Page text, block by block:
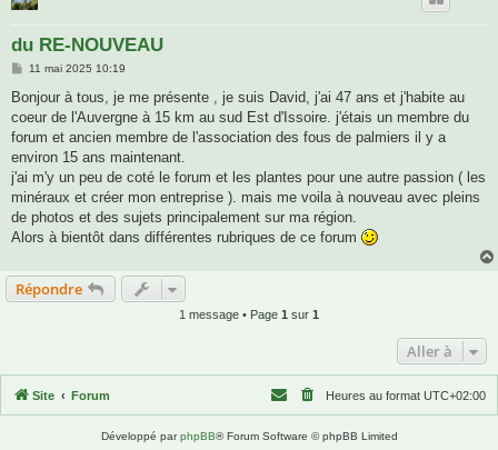
du RE-NOUVEAU
M
s
a
g
11 mai 2025 10:19
Bonjour à tous, je me présente , je suis David, j'ai 47 ans et j'habite au
coeur de l'Auvergne à 15 km au sud Est d'Issoire. j'étais un membre du
forum et ancien membre de l'association des fous de palmiers il y a
environ 15 ans maintenant.
j'ai m'y un peu de coté le forum et les plantes pour une autre passion ( les
minéraux et créer mon entreprise ). mais me voila à nouveau avec pleins
de photos et des sujets principalement sur ma région.
Alors à bientôt dans différentes rubriques de ce forum
Répondre
1 message • Page 1 sur 1
Aller à
Site Forum Heures au format UTC+02:00
Développé parphpBB® Forum Software © phpBB Limited